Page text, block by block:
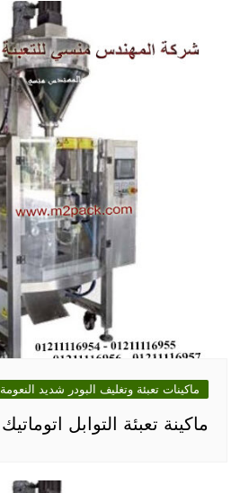
ماكينات تعبئة وتغليف البودر شديد النعومة
ماكينة تعبئة التوابل اتوماتيك